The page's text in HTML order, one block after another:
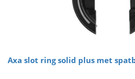
Axa slot ring solid plus met